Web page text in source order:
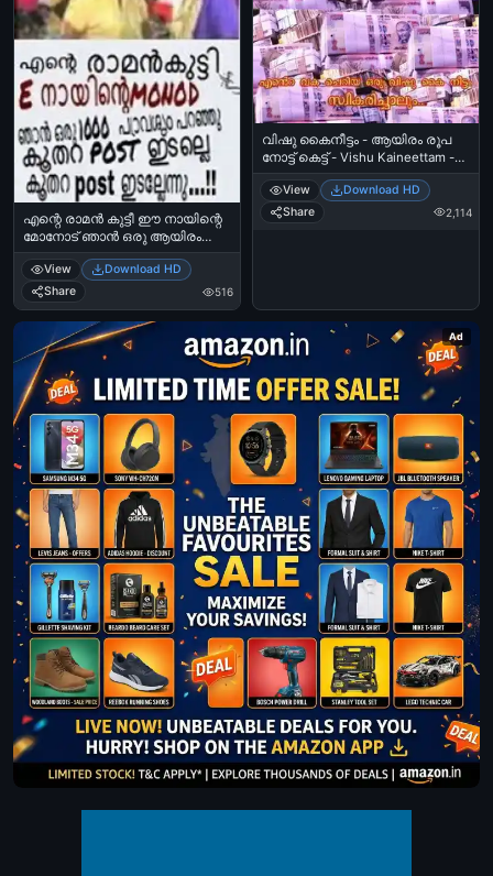
എന്റെ രാമന്‍ കുട്ടീ ഈ നായിന്റെ
മോനോട് ഞാന്‍ ഒരു ആയിരം
പ്രാവശ്യം പറഞ്ഞു കൂതറ
പോസ്റ്റ്‌ ഇടല്ലേ കൂതറ പോസ്റ്റ്‌
ഇടല്ലേന്നു... - Ente Ramankutti Ee
Naayinte Monodu Oru Ayiram
Pravashyam Paranju Koothara Post
Idallennu
View
Download HD
Share
516
വിഷു കൈനീട്ടം - ആയിരം രൂപ
നോട്ട് കെട്ട് - Vishu Kaineettam -
1000 Rupees Notes - Happy Vishu
View
Download HD
Share
2,114
Ad